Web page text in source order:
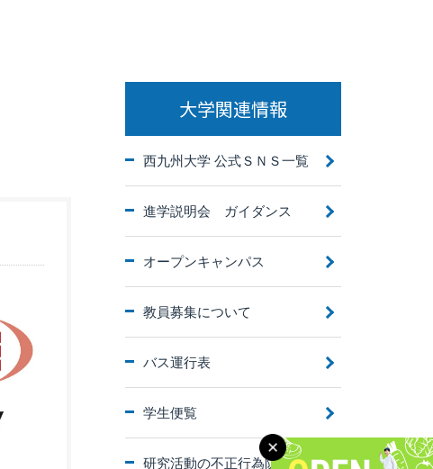
大学関連情報
西九州大学 公式ＳＮＳ一覧
進学説明会 ガイダンス
オープンキャンパス
教員募集について
バス運行表
学生便覧
研究活動の不正行為防止